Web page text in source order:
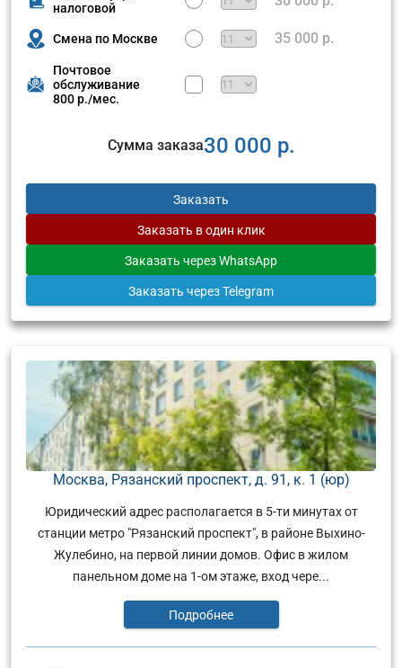
налоговой
Смена по Москве 35 000 р.
Почтовое
обслуживание
800 р./мес.
Сумма заказа30 000 р.
Заказать
Заказать в один клик
Заказать через WhatsApp
Заказать через Telegram
Москва, Рязанский проспект, д. 91, к. 1 (юр)
Юридический адрес располагается в 5-ти минутах от
станции метро "Рязанский проспект", в районе Выхино-
Жулебино, на первой линии домов. Офис в жилом
панельном доме на 1-ом этаже, вход чере...
Подробнее